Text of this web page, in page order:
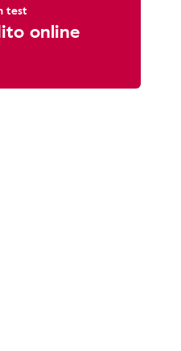
test
online